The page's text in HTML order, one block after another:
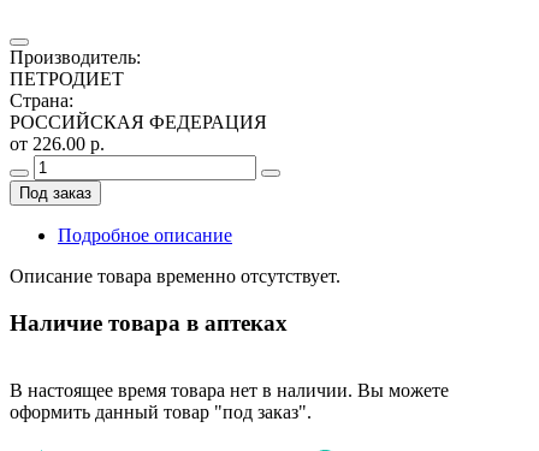
Производитель:
ПЕТРОДИЕТ
Страна:
РОССИЙСКАЯ ФЕДЕРАЦИЯ
от 226.00 р.
Под заказ
Подробное описание
Описание товара временно отсутствует.
Наличие товара в аптеках
В настоящее время товара нет в наличии. Вы можете
оформить данный товар "под заказ".